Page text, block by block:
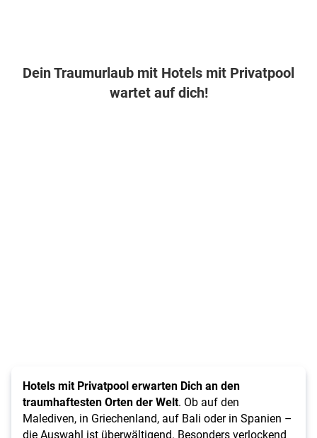
Dein Traumurlaub mit Hotels mit Privatpool
wartet auf dich!
Hotels mit Privatpool erwarten Dich an den
traumhaftesten Orten der Welt. Ob auf den
Malediven, in Griechenland, auf Bali oder in Spanien –
die Auswahl ist überwältigend. Besonders verlockend